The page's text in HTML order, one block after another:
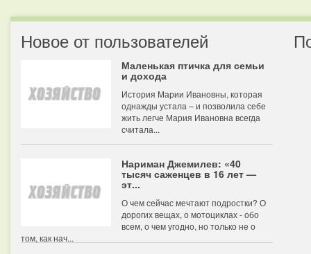
Новое от пользователей
Маленькая птичка для семьи
и дохода
История Марии Ивановны, которая
однажды устала – и позволила себе
жить легче Мария Ивановна всегда
считала...
Нариман Джемилев: «40
тысяч саженцев в 16 лет —
эт...
О чем сейчас мечтают подростки? О
дорогих вещах, о мотоциклах - обо
всем, о чем угодно, но только не о
том, как нач...